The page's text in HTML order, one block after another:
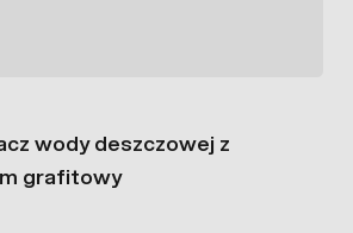
wody deszczowej z
grafitowy